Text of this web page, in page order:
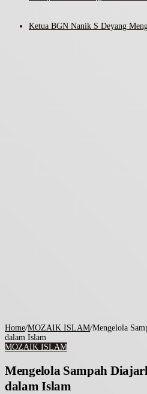
Ketua BGN Nanik S Deyang
Home/MOZAIK ISLAM/Mengelola
dalam Islam
MOZAIK ISLAM
Mengelola Sampah
dalam Islam